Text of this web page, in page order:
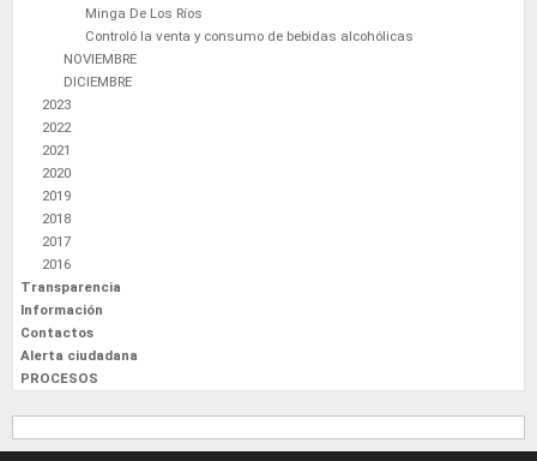
Minga De Los Ríos
Controló la venta y consumo de bebidas alcohólicas
NOVIEMBRE
DICIEMBRE
2023
2022
2021
2020
2019
2018
2017
2016
Transparencia
Información
Contactos
Alerta ciudadana
PROCESOS